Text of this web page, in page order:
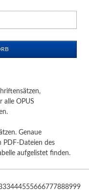
alle OPUS
Genaue
PDF-Dateien des
aufgelistet finden.